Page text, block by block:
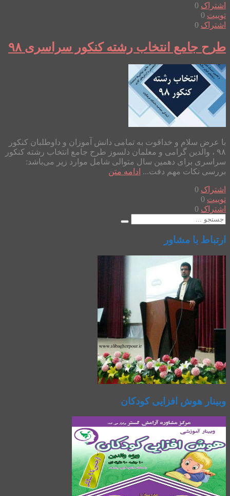
اشتراک 0
توییت 0
اشتراک 0
طرح جامع انتخاب رشته کنکور سراسری ۹۸
با عرض سلام و خداقوت به تمامی دانش آموزان و داوطلبان کنکور
۹۸ ، والدین گرامی و معلمان دلسوز طرح جامع انتخاب رشته کنکور
سراسری برای دهمین سال متوالی شامل موارد زیر می‌باشد:
بررسی نکات مهم دفت... ادامه متن
اشتراک 0
توییت 0
اشتراک 0
ارتباط با مشاور
وبینار هوش افزایی کودکان